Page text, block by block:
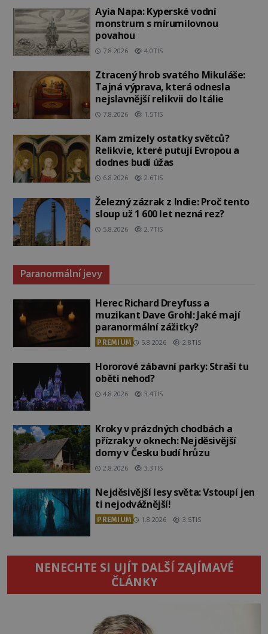
Ayia Napa: Kyperské vodní
monstrum s mírumilovnou
povahou
7.8.2026 4.0TIS
Ztracený hrob svatého Mikuláše:
Tajná výprava, která odnesla
nejslavnější relikvii do Itálie
7.8.2026 1.5TIS
Kam zmizely ostatky světců?
Relikvie, které putují Evropou a
dodnes budí úžas
6.8.2026 2.6TIS
Železný zázrak z Indie: Proč tento
sloup už 1 600 let nezná rez?
5.8.2026 2.7TIS
Paranormální jevy
Herec Richard Dreyfuss a
muzikant Dave Grohl: Jaké mají
paranormální zážitky?
PREMIUM 5.8.2026 2.8TIS
Hororové zábavní parky: Straší tu
oběti nehod?
4.8.2026 3.4TIS
Kroky v prázdných chodbách a
přízraky v oknech: Nejděsivější
domy v Česku budí hrůzu
2.8.2026 3.3TIS
Nejděsivější lesy světa: Vstoupí jen
ti nejodvážnější!
PREMIUM 1.8.2026 3.5TIS
NENECHTE SI UJÍT DALŠÍ ZAJÍMAVÉ
ČLÁNKY